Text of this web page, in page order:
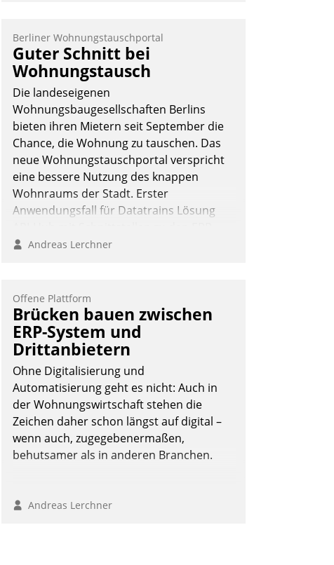
Mitarbeiter von Datatrain. Die meravis
Wohnungsbau- und Immobilien GmbH
hat sich dabei für den Betrieb der Lösung
über die SAP Cloud Platform entschieden
- als erstes Unternehmen am
Wohnungsmarkt.
Andreas Lerchner
Berliner Wohnungstauschportal
Guter Schnitt bei
Wohnungstausch
Die landeseigenen
Wohnungsbaugesellschaften Berlins
bieten ihren Mietern seit September die
Chance, die Wohnung zu tauschen. Das
neue Wohnungstauschportal verspricht
eine bessere Nutzung des knappen
Wohnraums der Stadt. Erster
Anwendungsfall für Datatrains Lösung
Systemen der Unternehmen.
Andreas Lerchner
Offene Plattform
Brücken bauen zwischen
ERP-System und
Drittanbietern
Ohne Digitalisierung und
Automatisierung geht es nicht: Auch in
der Wohnungswirtschaft stehen die
Zeichen daher schon längst auf digital –
wenn auch, zugegebenermaßen,
behutsamer als in anderen Branchen.
Andreas Lerchner